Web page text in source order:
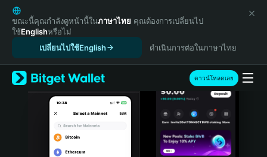
English
日本語
Tiếng Việt
Español (Latinoamérica)
Türkçe
Italiano
ขณะนี้คุณกำลังดูหน้านี้ในภาษาไทย คุณต้องการเปลี่ยนไป
ใช้Englishหรือไม่
เปลี่ยนไปใช้English
ดำเนินการต่อในภาษาไทย
ดาวน์โหลดเลย